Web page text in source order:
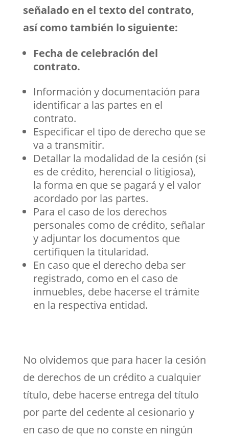
señalado en el texto del contrato,
así como también lo siguiente:
Fecha de celebración del
contrato.
Información y documentación para
identificar a las partes en el
contrato.
Especificar el tipo de derecho que se
va a transmitir.
Detallar la modalidad de la cesión (si
es de crédito, herencial o litigiosa),
la forma en que se pagará y el valor
acordado por las partes.
Para el caso de los derechos
personales como de crédito, señalar
y adjuntar los documentos que
certifiquen la titularidad.
En caso que el derecho deba ser
registrado, como en el caso de
inmuebles, debe hacerse el trámite
en la respectiva entidad.
No olvidemos que para hacer la cesión
de derechos de un crédito a cualquier
título, debe hacerse entrega del título
por parte del cedente al cesionario y
en caso de que no conste en ningún